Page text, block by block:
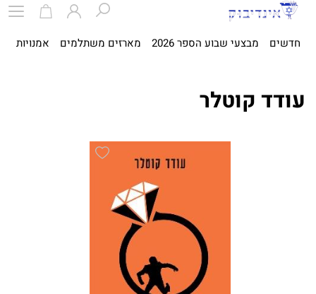
חדשים מבצעי שבוע הספר 2026 מארזים משתלמים אמנויות
עודד קוטלר